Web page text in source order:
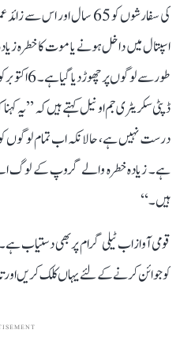
کی سفارشوں کو 65 سال اور
اسپتال میں داخل ہونے یا موت کا خطرہ
طور سے
ڈپٹی سکریٹری جم او نیل کہتے ہیں کہ ’’یہ
درست نہیں ہے، حالانکہ اب تمام لوگوں
ہے۔ زیادہ خطرہ والے گروپ کے لوگ
ہیں۔‘‘
قومی آواز اب ٹیلی گرام پر بھی دستیاب
کو جوائن کرنے کے لئے یہاں کلک کریں